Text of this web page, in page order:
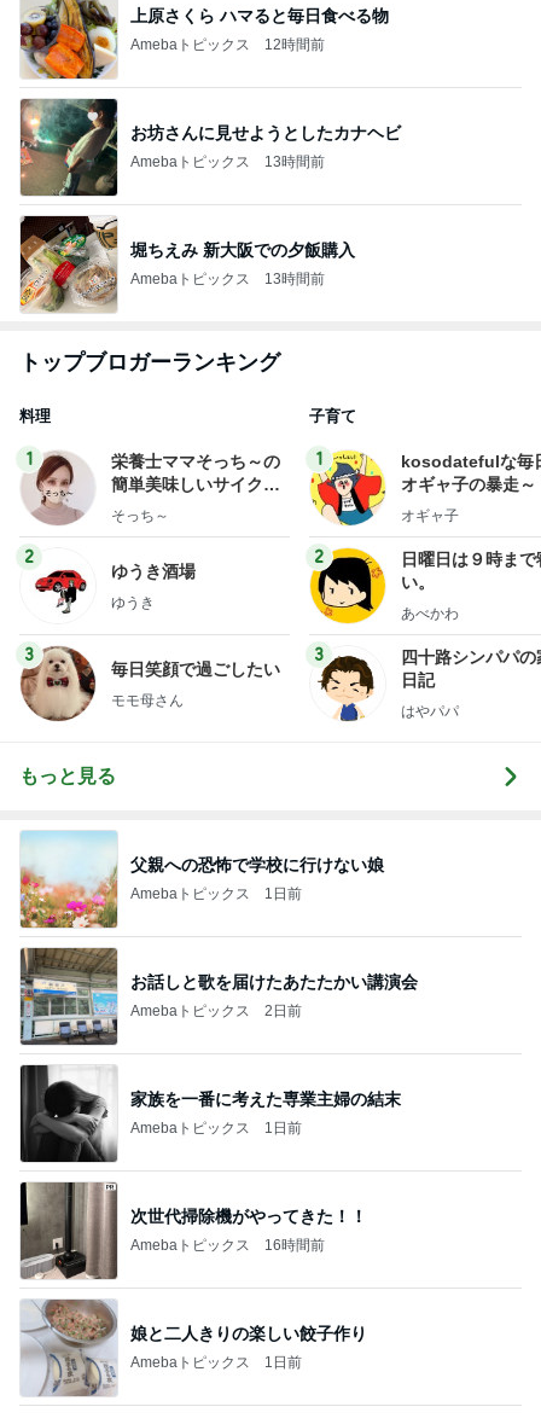
上原さくら ハマると毎日食べる物
Amebaトピックス 12時間前
お坊さんに見せようとしたカナヘビ
Amebaトピックス 13時間前
堀ちえみ 新大阪での夕飯購入
Amebaトピックス 13時間前
トップブロガーランキング
料理
1
栄養士ママそっち～の
簡単美味しいサイクル
献立
そっち～
2
ゆうき酒場
ゆうき
3
毎日笑顔で過ごしたい
モモ母さん
子育て
1
kosodatefulな毎
オギャ子の暴走～
オギャ子
2
日曜日は９時まで
い。
あべかわ
3
四十路シンパパの
日記
はやパパ
もっと見る
父親への恐怖で学校に行けない娘
Amebaトピックス 1日前
お話しと歌を届けたあたたかい講演会
Amebaトピックス 2日前
家族を一番に考えた専業主婦の結末
Amebaトピックス 1日前
次世代掃除機がやってきた！！
Amebaトピックス 16時間前
娘と二人きりの楽しい餃子作り
Amebaトピックス 1日前